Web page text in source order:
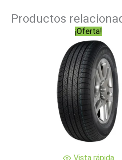
Productos
¡Oferta!
Vista rápida